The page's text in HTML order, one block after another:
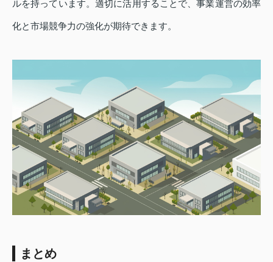
ルを持っています。適切に活用することで、事業運営の効率
化と市場競争力の強化が期待できます。
まとめ